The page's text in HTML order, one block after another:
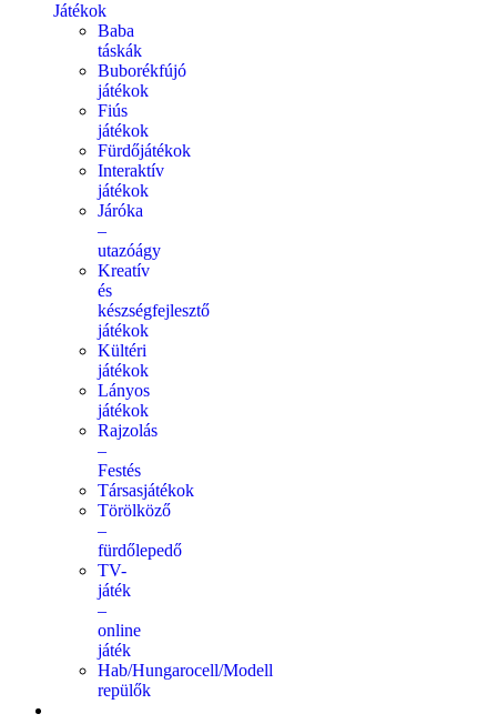
Játékok
Baba
táskák
Buborékfújó
játékok
Fiús
játékok
Fürdőjátékok
Interaktív
játékok
Járóka
–
utazóágy
Kreatív
és
készségfejlesztő
játékok
Kültéri
játékok
Lányos
játékok
Rajzolás
–
Festés
Társasjátékok
Törölköző
–
fürdőlepedő
TV-
játék
–
online
játék
Hab/Hungarocell/Modell
repülők